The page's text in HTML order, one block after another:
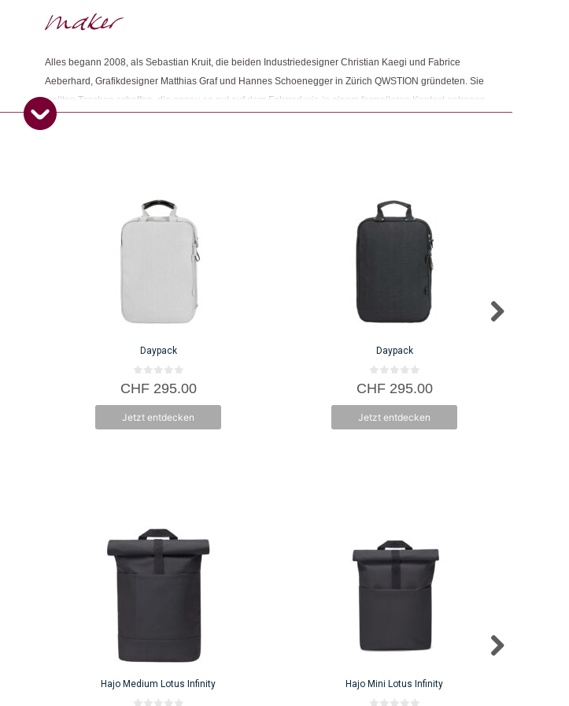
Kategorien:Mode, Mode & Accessoires
Dieses Produkt weiterempfehlen:
Alles begann 2008, als Sebastian Kruit, die beiden Industriedesigner Christian Kaegi und Fabrice
Aeberhard, Grafikdesigner Matthias Graf und Hannes Schoenegger in Zürich QWSTION gründeten. Sie
wollten Taschen schaffen, die genau so gut auf dem Fahrrad wie in einem formelleren Kontext getragen
werden können. Die gängige Norm stellen sie dabei immer wieder aufs Neue in Frage, besonders wenn
Daypack
0
v
5
CHF295.00
Jetzt entdecken
Daypack
0
v
5
CHF295.00
Jetzt entdecken
Hajo Medium Lotus Infinity Hajo Mini Lotus Infinity